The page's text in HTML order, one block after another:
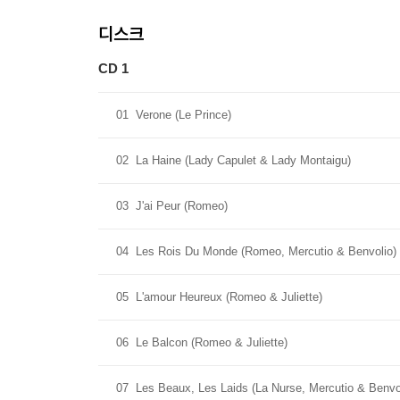
디스크
CD 1
01 Verone (Le Prince)
02 La Haine (Lady Capulet & Lady Montaigu)
03 J'ai Peur (Romeo)
04 Les Rois Du Monde (Romeo, Mercutio & Benvolio)
05 L'amour Heureux (Romeo & Juliette)
06 Le Balcon (Romeo & Juliette)
07 Les Beaux, Les Laids (La Nurse, Mercutio &